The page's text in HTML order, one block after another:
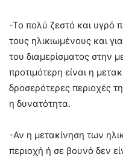
-Το πολύ ζεστό και υγρό
τους ηλικιωμένους και
του διαμερίσματος στην
προτιμότερη είναι η
δροσερότερες περιοχές
η δυνατότητα.
-Αν η μετακίνηση των
περιοχή ή σε βουνό δεν